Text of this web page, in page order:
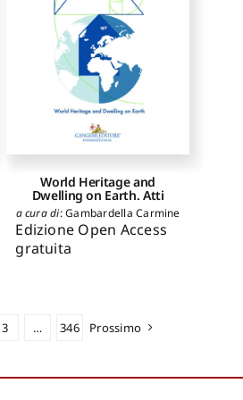
World Heritage and
Dwelling on Earth. Atti
a cura di:Gambardella Carmine
Edizione Open Access
gratuita
3 … 346 Prossimo